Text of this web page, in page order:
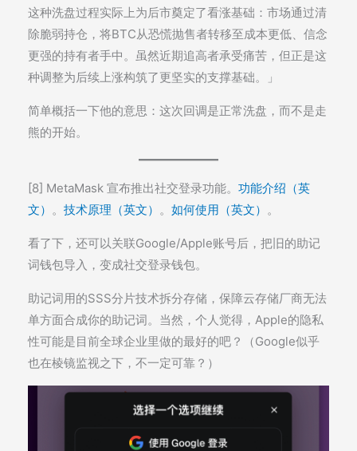
这种洗盘过程实际上为后市奠定了看涨基础：市场通过清
除脆弱持仓，将BTC从恐慌抛售者转移至成本更低、信念
更强的持有者手中。虽然近期追高者承受痛苦，但正是这
种调整为后续上涨构筑了更坚实的支撑基础。」
简单概括一下他的意思：这次回调是正常洗盘，而不是走
熊的开始。
[8] MetaMask 宣布推出社交登录功能。 功能介绍（英
文） 。 技术原理（英文） 。 如何使用（英文） 。
看了下，还可以关联Google/Apple账号后，把旧的助记
词钱包导入，变成社交登录钱包。
助记词用的SSS分片技术拆分存储，保障云存储厂商无法
单方面合成你的助记词。当然，个人觉得，Apple的隐私
性可能是目前全球企业里做的最好的吧？（Google似乎
也在棱镜监视之下，不一定可靠？）